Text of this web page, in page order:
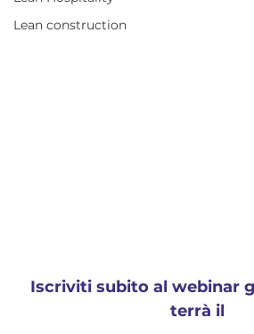
Lean construction
Iscriviti subito al webinar
terrà il